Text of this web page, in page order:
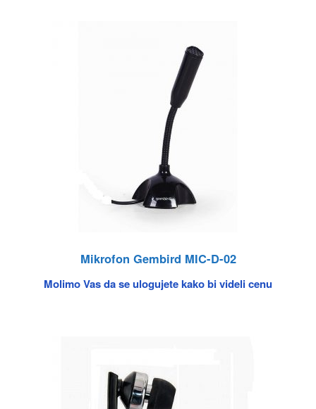
Mikrofon Gembird MIC-D-02
Molimo Vas da se ulogujete kako bi videli cenu